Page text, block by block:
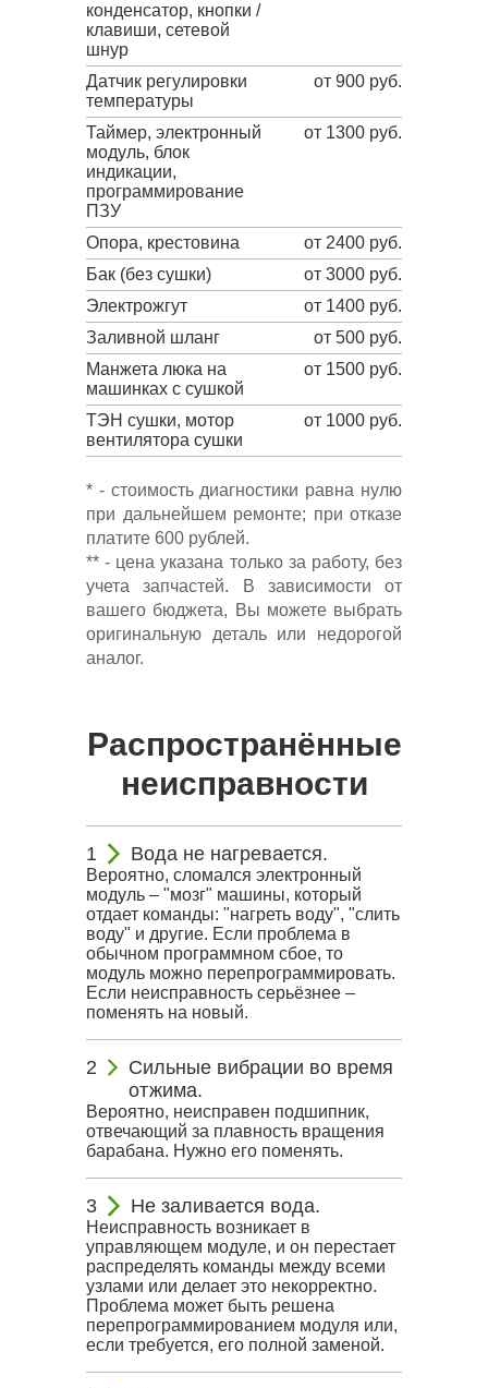
конденсатор, кнопки /
клавиши, сетевой
шнур
Датчик регулировки
температуры
от 900 руб.
Таймер, электронный
модуль, блок
индикации,
программирование
ПЗУ
от 1300 руб.
Опора, крестовина
от 2400 руб.
Бак (без сушки)
от 3000 руб.
Электрожгут
от 1400 руб.
Заливной шланг
от 500 руб.
Манжета люка на
машинках с сушкой
от 1500 руб.
ТЭН сушки, мотор
вентилятора сушки
от 1000 руб.
* - стоимость диагностики равна нулю
при дальнейшем ремонте; при отказе
платите 600 рублей.
** - цена указана только за работу, без
учета запчастей. В зависимости от
вашего бюджета, Вы можете выбрать
оригинальную деталь или недорогой
аналог.
Распространённые
неисправности
Вода не нагревается.
Вероятно, сломался электронный
модуль – "мозг" машины, который
отдает команды: "нагреть воду", "слить
воду" и другие. Если проблема в
обычном программном сбое, то
модуль можно перепрограммировать.
Если неисправность серьёзнее –
поменять на новый.
Сильные вибрации во время
отжима.
Вероятно, неисправен подшипник,
отвечающий за плавность вращения
барабана. Нужно его поменять.
Не заливается вода.
Неисправность возникает в
управляющем модуле, и он перестает
распределять команды между всеми
узлами или делает это некорректно.
Проблема может быть решена
перепрограммированием модуля или,
если требуется, его полной заменой.